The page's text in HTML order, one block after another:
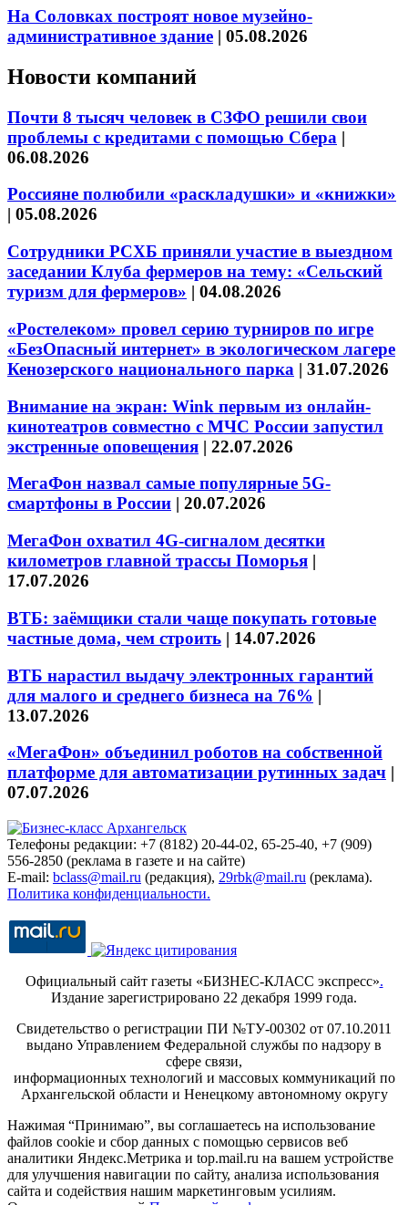
На Соловках построят новое музейно-
административное здание | 05.08.2026
Новости компаний
Почти 8 тысяч человек в СЗФО решили свои
проблемы с кредитами с помощью Сбера |
06.08.2026
Россияне полюбили «раскладушки» и «книжки»
| 05.08.2026
Сотрудники РСХБ приняли участие в выездном
заседании Клуба фермеров на тему: «Сельский
туризм для фермеров» | 04.08.2026
«Ростелеком» провел серию турниров по игре
«БезОпасный интернет» в экологическом лагере
Кенозерского национального парка | 31.07.2026
Внимание на экран: Wink первым из онлайн-
кинотеатров совместно с МЧС России запустил
экстренные оповещения | 22.07.2026
МегаФон назвал самые популярные 5G-
смартфоны в России | 20.07.2026
МегаФон охватил 4G-сигналом десятки
километров главной трассы Поморья |
17.07.2026
ВТБ: заёмщики стали чаще покупать готовые
частные дома, чем строить | 14.07.2026
ВТБ нарастил выдачу электронных гарантий
для малого и среднего бизнеса на 76% |
13.07.2026
«МегаФон» объединил роботов на собственной
платформе для автоматизации рутинных задач |
07.07.2026
Телефоны редакции: +7 (8182) 20-44-02, 65-25-40, +7 (909)
556-2850 (реклама в газете и на сайте)
E-mail: bclass@mail.ru (редакция), 29rbk@mail.ru (реклама).
Политика конфиденциальности.
Официальный сайт газеты «БИЗНЕС-КЛАСС экспресс».
Издание зарегистрировано 22 декабря 1999 года.
Свидетельство о регистрации ПИ №ТУ-00302 от 07.10.2011
выдано Управлением Федеральной службы по надзору в
сфере связи,
информационных технологий и массовых коммуникаций по
Архангельской области и Ненецкому автономному округу
Нажимая “Принимаю”, вы соглашаетесь на использование
файлов cookie и сбор данных с помощью сервисов веб
аналитики Яндекс.Метрика и top.mail.ru на вашем устройстве
для улучшения навигации по сайту, анализа использования
сайта и содействия нашим маркетинговым усилиям.